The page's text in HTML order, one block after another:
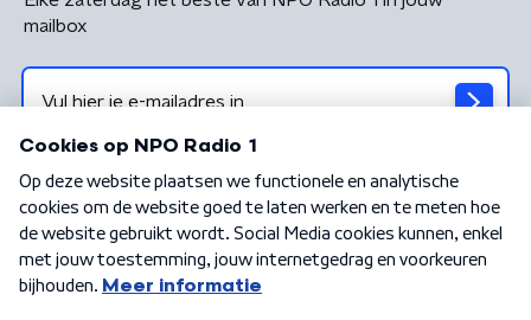
mailbox
Algemene voorwaarden Privacybeleid